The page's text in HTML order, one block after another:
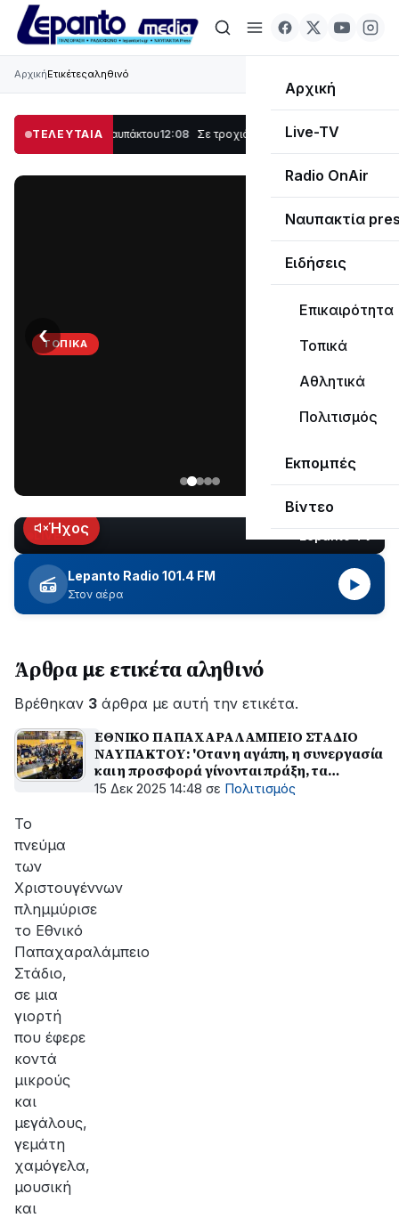
Αρχική
Live-TV
Radio OnAir
Ναυπακτία
Ειδήσεις
Επικαιρότητα
Τοπικά
Αθλητικά
Πολιτισμός
Εκπομπές
Βίντεο
ΑρχικήΕτικέτεςαληθινό
ΤΕΛΕΥΤΑΙΑ
Ναυπάκτου12:08 Σε τροχιά υλοποίησης η Παράκαμψη του Κέντρου
ΤΟΠΙΚΆ
Ναυπάκτου
εδώ
και
περίπου
δύο
ώρες
εξέλιξη
οι
εργασίες
ΔΕΔΔΗΕ
για
την
βλάβης
‹
LIVEΉχος
Lepanto Radio 101.4 FM
Στον αέρα
▶
Άρθρα με ετικέτα αληθινό
Βρέθηκαν 3 άρθρα με αυτή την ετικέτα.
ΕΘΝΙΚΟ ΠΑΠΑΧΑΡΑΛΑΜΠΕΙΟ ΣΤΑΔΙΟ
ΝΑΥΠΑΚΤΟΥ: 'Οταν η αγάπη, η συνεργασία
και η προσφορά γίνονται πράξη, τα
Χριστούγεννα αποκτούν αληθινό νόημα και
15 Δεκ 2025 14:48 σε Πολιτισμός
Το
πνεύμα
των
Χριστουγέννων
πλημμύρισε
το Εθνικό
Παπαχαραλάμπειο
Στάδιο,
σε μια
γιορτή
που έφερε
κοντά
μικρούς
και
μεγάλους,
γεμάτη
χαμόγελα,
μουσική
και